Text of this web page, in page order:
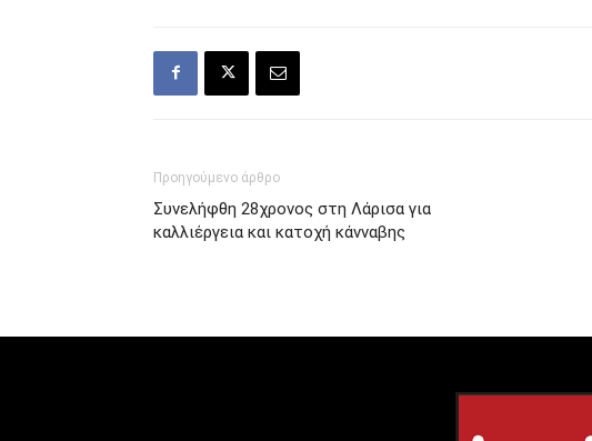
Προηγούμενο άρθρο
Συνελήφθη 28χρονος στη Λάρισα για
καλλιέργεια και κατοχή κάνναβης